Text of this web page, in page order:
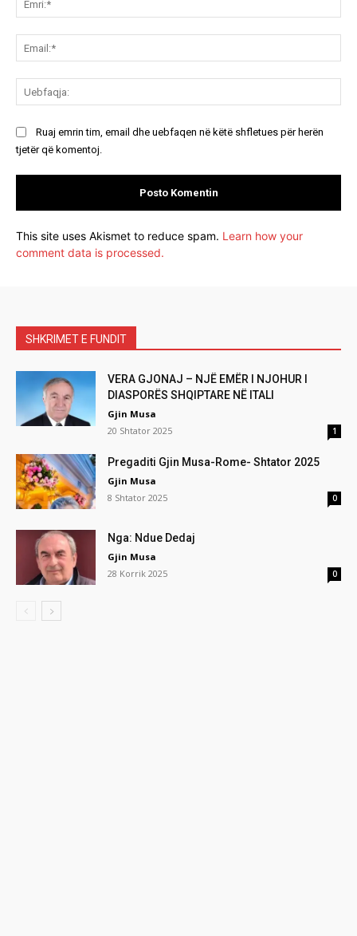
Ruaj emrin tim, email dhe uebfaqen në këtë shfletues për herën
tjetër që komentoj.
This site uses Akismet to reduce spam. Learn how your
comment data is processed.
SHKRIMET E FUNDIT
VERA GJONAJ – NJË EMËR I NJOHUR I
DIASPORËS SHQIPTARE NË ITALI
Gjin Musa
20 Shtator 2025
1
Pregaditi Gjin Musa-Rome- Shtator 2025
Gjin Musa
8 Shtator 2025
0
Nga: Ndue Dedaj
Gjin Musa
28 Korrik 2025
0